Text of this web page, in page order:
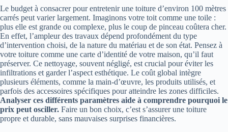
Le budget à consacrer pour entretenir une toiture d’environ 100 mètres
carrés peut varier largement. Imaginons votre toit comme une toile :
plus elle est grande ou complexe, plus le coup de pinceau coûtera cher.
En effet, l’ampleur des travaux dépend profondément du type
d’intervention choisi, de la nature du matériau et de son état. Pensez à
votre toiture comme une carte d’identité de votre maison, qu’il faut
préserver. Ce nettoyage, souvent négligé, est crucial pour éviter les
infiltrations et garder l’aspect esthétique. Le coût global intègre
plusieurs éléments, comme la main-d’œuvre, les produits utilisés, et
parfois des accessoires spécifiques pour atteindre les zones difficiles.
Analyser ces différents paramètres aide à comprendre pourquoi le
prix peut osciller. Faire un bon choix, c’est s’assurer une toiture
propre et durable, sans mauvaises surprises financières.